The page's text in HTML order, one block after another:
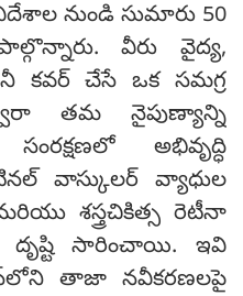
నుండి సుమారు 50
వీరు వైద్య,
కవర్ చేసే ఒక సమగ్ర
తమ నైపుణ్యాన్ని
అభివృద్ధి
వాస్కులర్ వ్యాధుల
శస్త్రచికిత్స రెటీనా
దృష్టి సారించాయి. ఇవి
తాజా నవీకరణలపై